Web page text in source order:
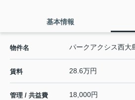
基本情報
物件名 パークアクシス西大
賃料 28.6万円
管理 / 共益費 18,000円